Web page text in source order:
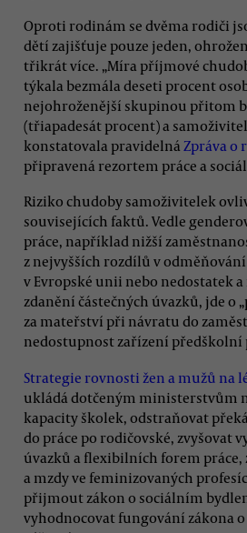
Oproti rodinám se dvěma rodiči
dětí zajišťuje pouze jeden,
třikrát více. „Míra příjmové
týkala bezmála deseti procent
nejohroženější skupinou přitom
(třiapadesát procent) a
konstatovala pravidelná Zpráva o
připravená rezortem práce a
Riziko chudoby samoživitelek
souvisejících faktů. Vedle
práce, například nižší
z nejvyšších rozdílů v
v Evropské unii nebo nedostatek
zdanění částečných úvazků, jde o
za mateřství při návratu do
nedostupnost zařízení předškolní
Strategie rovnosti žen a mužů na
ukládá dotčeným ministerstvům
kapacity školek, odstraňovat
do práce po rodičovské, zvyšovat
úvazků a flexibilních forem práce,
a mzdy ve feminizovaných
přijmout zákon o sociálním
vyhodnocovat fungování zákona